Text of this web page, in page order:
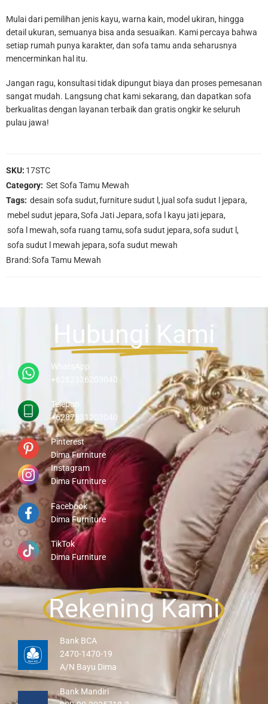
Mulai dari pemilihan jenis kayu, warna kain, model ukiran, hingga
detail ukuran, semuanya bisa anda sesuaikan. Kami percaya bahwa
setiap rumah punya karakter, dan sofa tamu anda seharusnya
mencerminkan hal itu.
Jangan ragu, konsultasi tidak dipungut biaya dan proses pemesanan
sangat mudah. Langsung chat kami sekarang, dan dapatkan sofa
berkualitas dengan layanan terbaik dan gratis ongkir ke seluruh
pulau jawa!
SKU: 17STC
Category: Set Sofa Tamu Mewah
Tags: desain sofa sudut,furniture sudut l , jual sofa sudut l jepara,
mebel sudut jepara,Sofa Jati Jepara,sofa l kayu jati jepara,
sofa l mewah,sofa ruang tamu,sofa sudut jepara,sofa sudut l ,
sofa sudut l mewah jepara,sofa sudut mewah
Brand:Sofa Tamu Mewah
Hubungi Kami
WhatsApp
+6282326203040
Telepon
+6287831203040
Pinterest
Dima Furniture
Instagram
Dima Furniture
Facebook
Dima Furniture
TikTok
Dima Furniture
Rekening Kami
Bank BCA
2470-1470-19
A/N Bayu Dima
Bank Mandiri